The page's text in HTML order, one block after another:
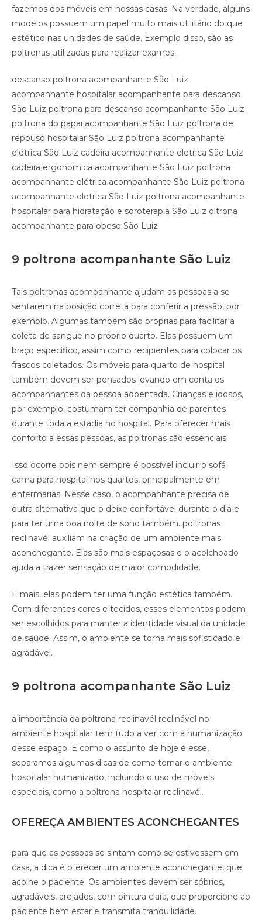
fazemos dos móveis em nossas casas. Na verdade, alguns
modelos possuem um papel muito mais utilitário do que
estético nas unidades de saúde. Exemplo disso, são as
poltronas utilizadas para realizar exames.
descanso poltrona acompanhante São Luiz
acompanhante hospitalar acompanhante para descanso
São Luiz poltrona para descanso acompanhante São Luiz
poltrona do papai acompanhante São Luiz poltrona de
repouso hospitalar São Luiz poltrona acompanhante
elétrica São Luiz cadeira acompanhante eletrica São Luiz
cadeira ergonomica acompanhante São Luiz poltrona
acompanhante elétrica acompanhante São Luiz poltrona
acompanhante eletrica São Luiz poltrona acompanhante
hospitalar para hidratação e soroterapia São Luiz oltrona
acompanhante para obeso São Luiz
9 poltrona acompanhante São Luiz
Tais poltronas acompanhante ajudam as pessoas a se
sentarem na posição correta para conferir a pressão, por
exemplo. Algumas também são próprias para facilitar a
coleta de sangue no próprio quarto. Elas possuem um
braço específico, assim como recipientes para colocar os
frascos coletados. Os móveis para quarto de hospital
também devem ser pensados levando em conta os
acompanhantes da pessoa adoentada. Crianças e idosos,
por exemplo, costumam ter companhia de parentes
durante toda a estadia no hospital. Para oferecer mais
conforto a essas pessoas, as poltronas são essenciais.
Isso ocorre pois nem sempre é possível incluir o sofá
cama para hospital nos quartos, principalmente em
enfermarias. Nesse caso, o acompanhante precisa de
outra alternativa que o deixe confortável durante o dia e
para ter uma boa noite de sono também. poltronas
reclinavél auxiliam na criação de um ambiente mais
aconchegante. Elas são mais espaçosas e o acolchoado
ajuda a trazer sensação de maior comodidade.
E mais, elas podem ter uma função estética também.
Com diferentes cores e tecidos, esses elementos podem
ser escolhidos para manter a identidade visual da unidade
de saúde. Assim, o ambiente se torna mais sofisticado e
agradável.
9 poltrona acompanhante São Luiz
a importância da poltrona reclinavél reclinável no
ambiente hospitalar tem tudo a ver com a humanização
desse espaço. E como o assunto de hoje é esse,
separamos algumas dicas de como tornar o ambiente
hospitalar humanizado, incluindo o uso de móveis
especiais, como a poltrona hospitalar reclinavél.
OFEREÇA AMBIENTES ACONCHEGANTES
para que as pessoas se sintam como se estivessem em
casa, a dica é oferecer um ambiente aconchegante, que
acolhe o paciente. Os ambientes devem ser sóbrios,
agradáveis, arejados, com pintura clara, que proporcione ao
paciente bem estar e transmita tranquilidade.